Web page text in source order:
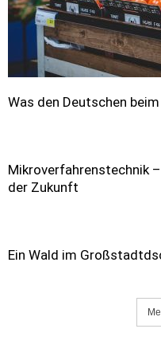
Was den Deutschen
Mikroverfahrenstechnik
der Zukunft
Ein Wald im